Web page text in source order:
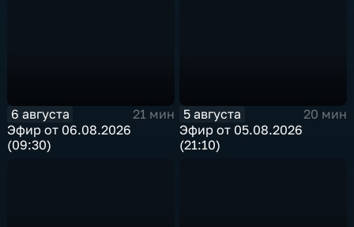
6 августа
21 мин
Эфир от 06.08.2026
(09:30)
5 августа
20 мин
Эфир от 05.08.2026
(21:10)